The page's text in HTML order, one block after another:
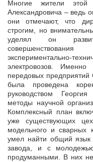
Многие жители
Александровича – ведь
они отмечают, что
строгим, но
уделял он
экспериментально-
электровозов.
передовых
была проведена
руководством
методы научной
Комплексный план
уже существующих
модельного и сварных
умел найти общий
завода, и с
продуманными. В них